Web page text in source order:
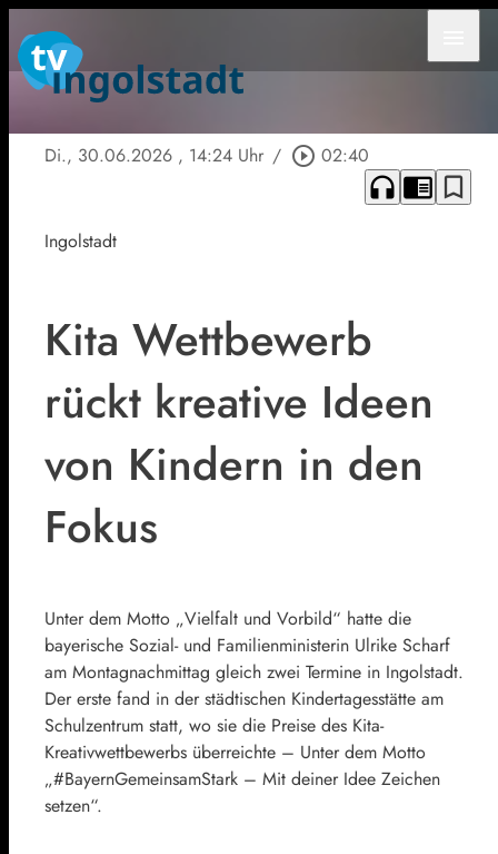
Di., 30.06.2026 , 14:24 Uhr / play_circle_outline 02:40
headphones chrome_reader_mode bookmark_border
Ingolstadt
Kita Wettbewerb
rückt kreative Ideen
von Kindern in den
Fokus
Unter dem Motto „Vielfalt und Vorbild“ hatte die
bayerische Sozial- und Familienministerin Ulrike Scharf
am Montagnachmittag gleich zwei Termine in Ingolstadt.
Der erste fand in der städtischen Kindertagesstätte am
Schulzentrum statt, wo sie die Preise des Kita-
Kreativwettbewerbs überreichte – Unter dem Motto
„#BayernGemeinsamStark – Mit deiner Idee Zeichen
setzen“.